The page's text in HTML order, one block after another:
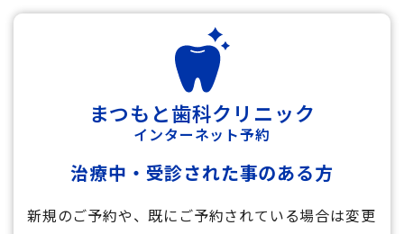
まつもと歯科クリニック
インターネット予約
治療中・受診された事のある方
新規のご予約や、既にご予約されている場合は変更